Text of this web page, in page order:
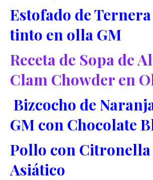
Estofado de
tinto en olla GM
Receta de Sopa de
Clam Chowder en
Bizcocho de
GM con Chocolate
Pollo con Citronella
Asiático